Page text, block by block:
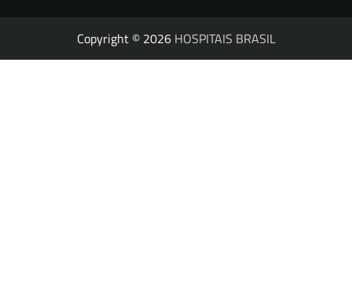
Copyright © 2026 HOSPITAIS BRASIL